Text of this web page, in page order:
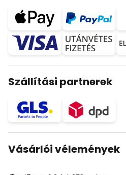
Szállítási partnerek
Vásárlói vélemények